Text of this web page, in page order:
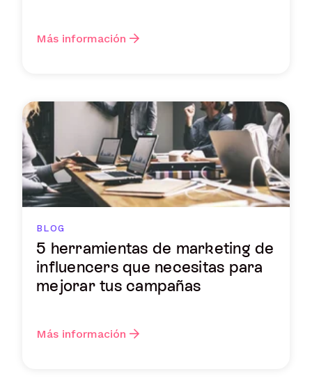
Más información
BLOG
5 herramientas de marketing de
influencers que necesitas para
mejorar tus campañas
Más información